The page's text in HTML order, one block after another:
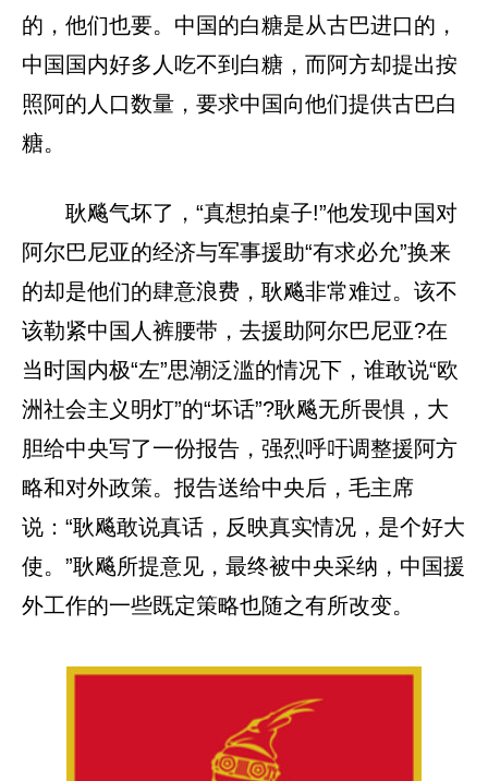
的，他们也要。中国的白糖是从古巴进口的，
中国国内好多人吃不到白糖，而阿方却提出按
照阿的人口数量，要求中国向他们提供古巴白
糖。
耿飚气坏了，“真想拍桌子!”他发现中国对
阿尔巴尼亚的经济与军事援助“有求必允”换来
的却是他们的肆意浪费，耿飚非常难过。该不
该勒紧中国人裤腰带，去援助阿尔巴尼亚?在
当时国内极“左”思潮泛滥的情况下，谁敢说“欧
洲社会主义明灯”的“坏话”?耿飚无所畏惧，大
胆给中央写了一份报告，强烈呼吁调整援阿方
略和对外政策。报告送给中央后，毛主席
说：“耿飚敢说真话，反映真实情况，是个好大
使。”耿飚所提意见，最终被中央采纳，中国援
外工作的一些既定策略也随之有所改变。